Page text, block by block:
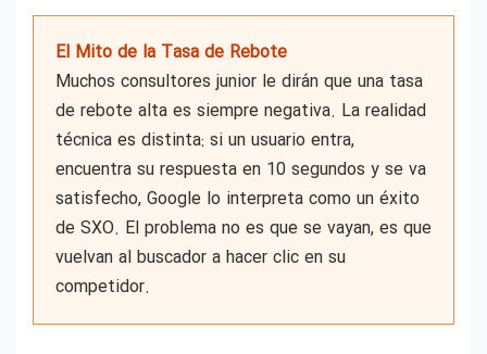
El Mito de la Tasa de Rebote
Muchos consultores junior le dirán que una tasa
de rebote alta es siempre negativa. La realidad
técnica es distinta: si un usuario entra,
encuentra su respuesta en 10 segundos y se va
satisfecho, Google lo interpreta como un éxito
de SXO. El problema no es que se vayan, es que
vuelvan al buscador a hacer clic en su
competidor.